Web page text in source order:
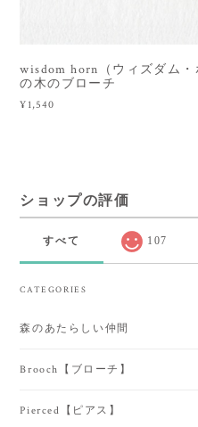
wisdom horn（ウィズダム
の木のブローチ
¥1,540
ショップの評価
すべて 107
CATEGORIES
森のあたらしい仲間
Brooch【ブローチ】
Pierced【ピアス】